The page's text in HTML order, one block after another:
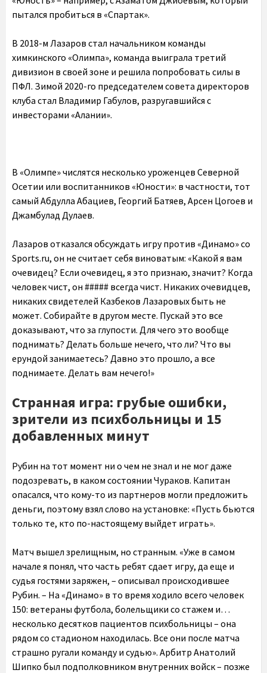
пытался пробиться в «Спартак».
В 2018-м Лазаров стал начальником команды
химкинского «Олимпа», команда выиграла третий
дивизион в своей зоне и решила попробовать силы в
ПФЛ. Зимой 2020-го председателем совета директоров
клуба стал Владимир Габулов, разругавшийся с
инвесторами «Алании».
В «Олимпе» числятся несколько уроженцев Северной
Осетии или воспитанников «Юности»: в частности, тот
самый Абдулла Абациев, Георгий Батяев, Арсен Цогоев и
Джамбулад Дулаев.
Лазаров отказался обсуждать игру против «Динамо» со
Sports.ru, он не считает себя виноватым: «Какой я вам
очевидец? Если очевидец, я это признаю, значит? Когда
человек чист, он ##### всегда чист. Никаких очевидцев,
никаких свидетелей Казбеков Лазаровых быть не
может. Собирайте в другом месте. Пускай это все
доказывают, что за глупости. Для чего это вообще
поднимать? Делать больше нечего, что ли? Что вы
ерундой занимаетесь? Давно это прошло, а все
поднимаете. Делать вам нечего!»
Странная игра: грубые ошибки,
зрители из психбольницы и 15
добавленных минут
Рубин на тот момент ни о чем не знал и не мог даже
подозревать, в каком состоянии Чураков. Капитан
опасался, что кому-то из партнеров могли предложить
деньги, поэтому взял слово на установке: «Пусть бьются
только те, кто по-настоящему выйдет играть».
Матч вышел зрелищным, но странным. «Уже в самом
начале я понял, что часть ребят сдает игру, да еще и
судья гостями заряжен, – описывал происходившее
Рубин. – На «Динамо» в то время ходило всего человек
150: ветераны футбола, болельщики со стажем и…
несколько десятков пациентов психбольницы – она
рядом со стадионом находилась. Все они после матча
страшно ругали команду и судью». Арбитр Анатолий
Шипко был подполковником внутренних войск – позже